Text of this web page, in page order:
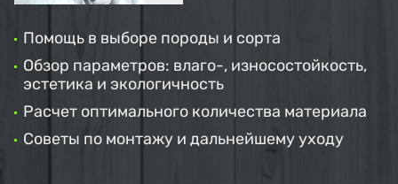
Помощь в выборе породы и сорта
Обзор параметров: влаго-, износостойкость,
эстетика и экологичность
Расчет оптимального количества материала
Советы по монтажу и дальнейшему уходу